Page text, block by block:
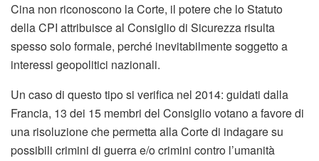
Cina non riconoscono la Corte, il potere che lo Statuto
della CPI attribuisce al Consiglio di Sicurezza risulta
spesso solo formale, perché inevitabilmente soggetto a
interessi geopolitici nazionali.
Un caso di questo tipo si verifica nel 2014: guidati dalla
Francia, 13 dei 15 membri del Consiglio votano a favore di
una risoluzione che permetta alla Corte di indagare su
possibili crimini di guerra e/o crimini contro l’umanità